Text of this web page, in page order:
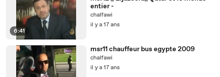
6:41
entier -
chalfawi
il y a 17 ans
msr11 chauffeur bus egypte 2009
chalfawi
il y a 17 ans